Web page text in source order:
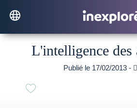
L'intelligence des
Publié le 17/02/2013 - 